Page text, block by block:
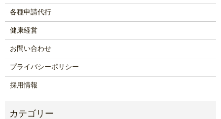
各種申請代行
健康経営
お問い合わせ
プライバシーポリシー
採用情報